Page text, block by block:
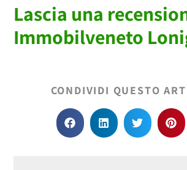
Lascia una
Immobilveneto
CONDIVIDI QUESTO